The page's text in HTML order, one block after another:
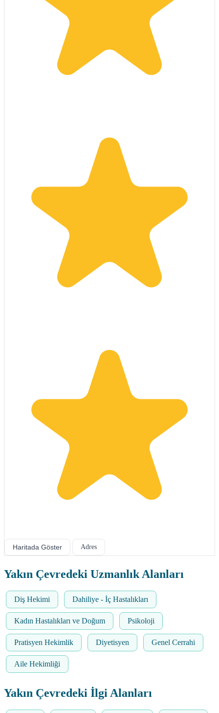
Haritada Göster Adres
Yakın Çevredeki Uzmanlık Alanları
Diş Hekimi Dahiliye - İç Hastalıkları
Kadın Hastalıkları ve Doğum Psikoloji
Pratisyen Hekimlik Diyetisyen Genel Cerrahi
Aile Hekimliği
Yakın Çevredeki İlgi Alanları